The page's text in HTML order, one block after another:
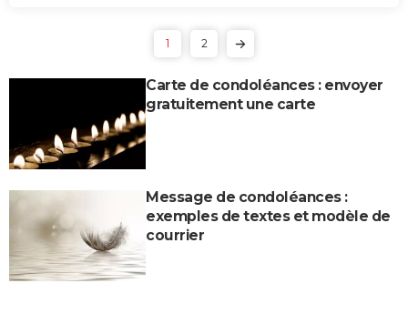
1 2
Carte de condoléances : envoyer
gratuitement une carte
Message de condoléances :
exemples de textes et modèle de
courrier